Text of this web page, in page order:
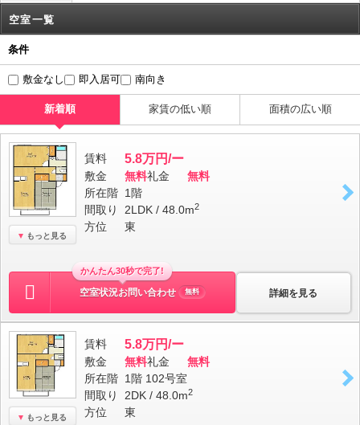
空室一覧
条件
敷金なし 即入居可 南向き
新着順 家賃の低い順 面積の広い順
もっと見る
賃料 5.8万円/ー
敷金 無料礼金
無料
所在階 1階
間取り
2LDK / 48.0m2
方位 東
詳細を見る
かんたん30秒で完了!
空室状況お問い合わせ 無料
もっと見る
賃料 5.8万円/ー
敷金 無料礼金
無料
所在階 1階 102号室
間取り
2DK / 48.0m2
方位 東